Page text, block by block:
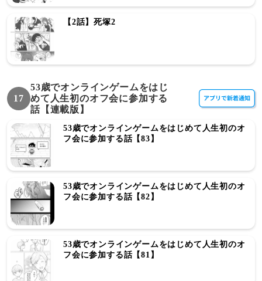
【2話】死塚2
17
53歳でオンラインゲームをはじ
めて人生初のオフ会に参加する
話【連載版】
53歳でオンラインゲームをはじめて人生初のオ
フ会に参加する話【83】
53歳でオンラインゲームをはじめて人生初のオ
フ会に参加する話【82】
53歳でオンラインゲームをはじめて人生初のオ
フ会に参加する話【81】